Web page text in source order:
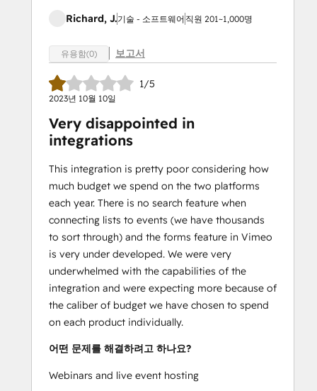
Richard, J.기술 - 소프트웨어 직원 201~1,000명
유용함(0) 보고서
1/5
2023년 10월 10일
Very disappointed in
integrations
This integration is pretty poor considering how
much budget we spend on the two platforms
each year. There is no search feature when
connecting lists to events (we have thousands
to sort through) and the forms feature in Vimeo
is very under developed. We were very
underwhelmed with the capabilities of the
integration and were expecting more because of
the caliber of budget we have chosen to spend
on each product individually.
어떤 문제를 해결하려고 하나요?
Webinars and live event hosting